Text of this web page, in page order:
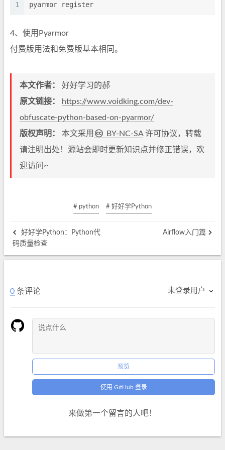
1 pyarmor register
4、使用Pyarmor
付费版用法和免费版基本相同。
本文作者：
好好学习的郝
原文链接：
https://www.voidking.com/dev-
obfuscate-python-based-on-pyarmor/
版权声明：
本文采用 BY-NC-SA许可协议，转载
请注明出处！源站会即时更新知识点并修正错误，欢
迎访问~
# python # 好好学Python
好好学Python：Python代
码质量检查
Airflow入门篇
0 条评论 未登录用户
预览
使用 GitHub 登录
来做第一个留言的人吧！